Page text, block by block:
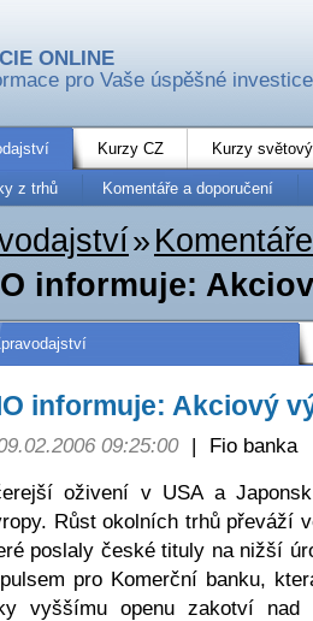
ONLINE
pro Vaše úspěšné investice
Kurzy CZ Kurzy
z trhů Komentáře a doporučení
»
informuje:
informuje: Akciový
09:25:00 |
Fio banka
oživení v USA a
Růst okolních trhů převáží
poslaly české tituly na nižší
pro Komerční banku,
vyššímu openu zakotví